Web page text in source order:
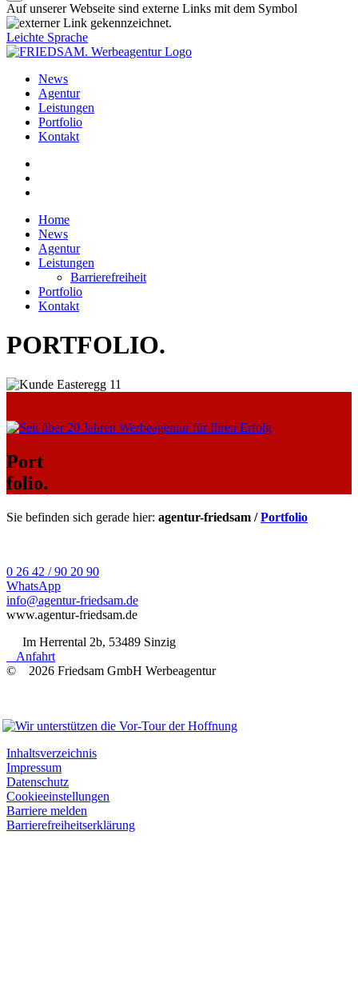
Auf unserer Webseite sind externe Links mit dem Symbol
gekennzeichnet.
Leichte Sprache
News
Agentur
Leistungen
Portfolio
Kontakt
Home
News
Agentur
Leistungen
Barrierefreiheit
Portfolio
Kontakt
PORTFOLIO.
Port
folio.
Sie befinden sich gerade hier: agentur-friedsam /Portfolio
0 26 42 / 90 20 90
WhatsApp
info@agentur-friedsam.de
www.agentur-friedsam.de
Im Herrental 2b, 53489 Sinzig
Anfahrt
© 2026 Friedsam GmbH Werbeagentur
Inhaltsverzeichnis
Impressum
Datenschutz
Cookieeinstellungen
Barriere melden
Barrierefreiheitserklärung